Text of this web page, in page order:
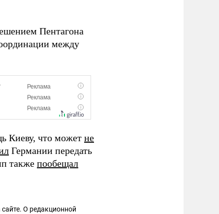
Пентагона
между
Киеву, что может не
Германии передать
также пообещал
сайте. О редакционной